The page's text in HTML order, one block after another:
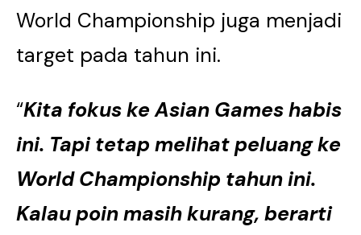
World Championship juga menjadi
target pada tahun ini.
“Kita fokus ke Asian Games habis
ini. Tapi tetap melihat peluang ke
World Championship tahun ini.
Kalau poin masih kurang, berarti